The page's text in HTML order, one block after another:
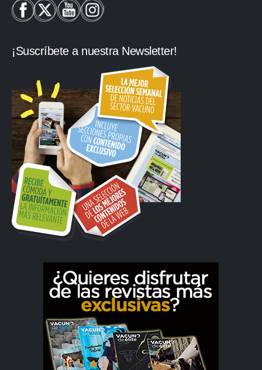
¡Suscríbete a nuestra Newsletter!